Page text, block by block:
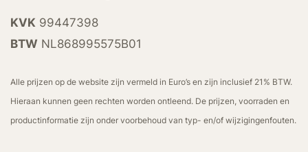
KVK 99447398
BTW NL868995575B01
Alle prijzen op de website zijn vermeld in Euro’s en zijn inclusief 21% BTW.
Hieraan kunnen geen rechten worden ontleend. De prijzen, voorraden en
productinformatie zijn onder voorbehoud van typ- en/of wijzigingenfouten.